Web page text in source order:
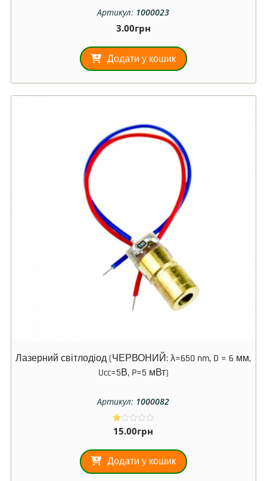
Артикул: 1000023
3.00грн
Додати у кошик
Лазерний світлодіод (ЧЕРВОНИЙ: λ=650 nm, D = 6 мм,
Ucc=5В, P=5 мВт)
Артикул: 1000082
О
ці
но
в
1.
00
15.00грн
Додати у кошик